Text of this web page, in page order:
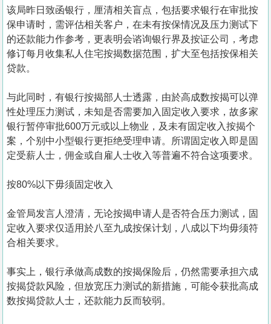
该局昨日致函银行，厘清相关盲点，包括要求银行在审批按
保申请时，需评估相关客户，在未有按保情况及压力测试下
的还款能力作参考，更表明会谘询银行界及按证公司，考虑
修订每月收集私人住宅按揭数据范围，扩大至包括按保相关
贷款。
与此同时，有银行按揭部人士透露，由於高成数按揭可以弹
性处理压力测试，未知是否需要加入固定收入要求，故多家
银行暂停审批600万元或以上物业，及未有固定收入按揭个
案，个别中小型银行更拒绝受理申请。所谓固定收入即是固
定受薪人士，佣金或自雇人士收入等普遍不符合这项要求。
按80%以下毋须固定收入
金管局发言人澄清，无论按揭申请人是否符合压力测试，固
定收入要求仅适用於八至九成按保计划，八成以下均毋须符
合相关要求。
事实上，银行承做高成数的按揭保险后，仍然需要承担六成
按揭贷款风险，但放宽压力测试的新措施，可能令获批高成
数按揭贷款人士，还款能力反而较弱。